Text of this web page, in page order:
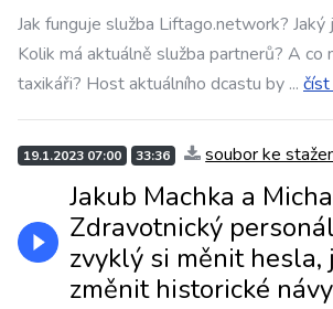
Jak funguje služba Liftago.network?
Kolik má aktuálně služba partnerů? A co
taxikáři? Host aktuálního dcastu by ...
19.1.2023 07:00 33:36 soubor ke
Jakub Machka a
Zdravotnický
zvyklý si měnit hesla,
změnit historické